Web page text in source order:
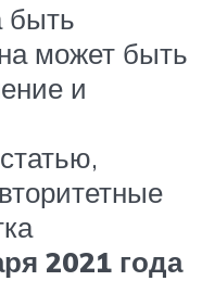
быть
может быть
и
2021 года